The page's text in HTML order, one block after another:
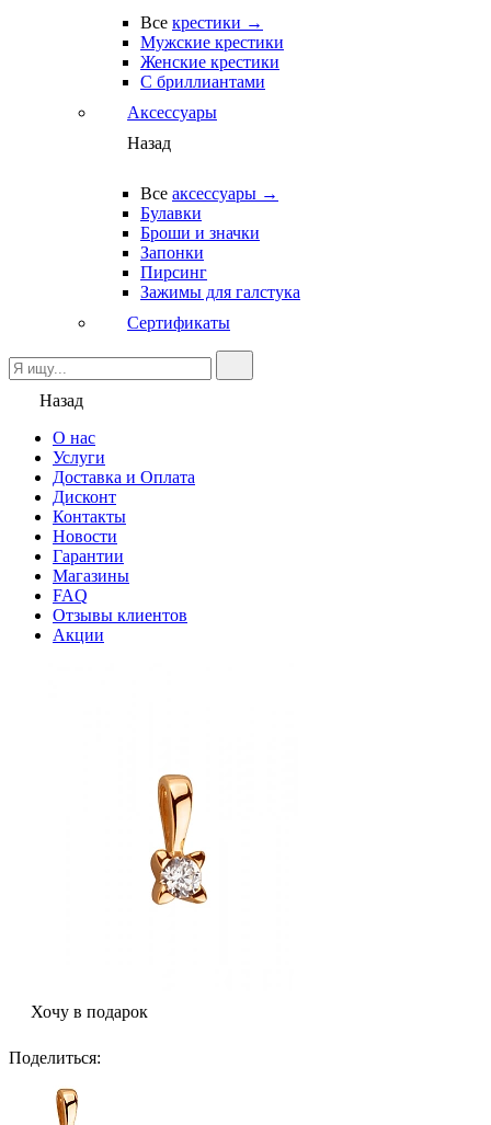
Все крестики →
Мужские крестики
Женские крестики
С бриллиантами
Аксессуары
Назад
Все аксессуары →
Булавки
Броши и значки
Запонки
Пирсинг
Зажимы для галстука
Сертификаты
Назад
О нас
Услуги
Доставка и Оплата
Дисконт
Контакты
Новости
Гарантии
Магазины
FAQ
Отзывы клиентов
Акции
Хочу в подарок
Поделиться: